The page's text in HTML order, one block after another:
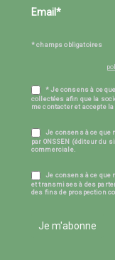
* champs obligatoires
* Je consens à ce
collectées afin que la
me contacter et accepte
Je consens à ce que
par ONSSEN (éditeur du
commerciale.
Je consens à ce que
et transmises à des
des fins de prospection
Je m'abonne